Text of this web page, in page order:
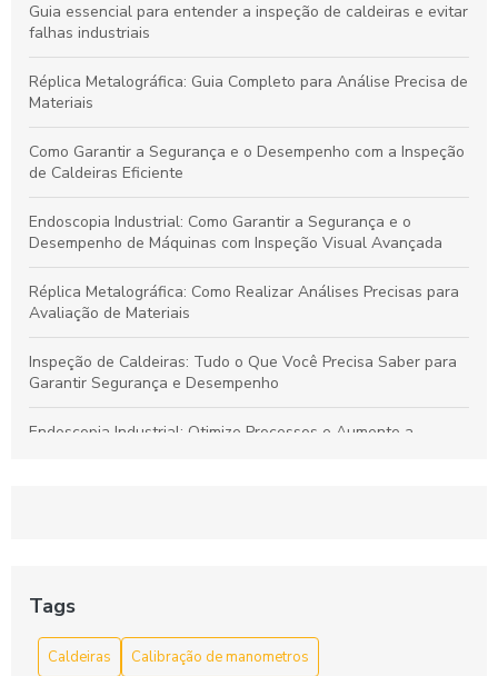
Guia essencial para entender a inspeção de caldeiras e evitar
falhas industriais
Réplica Metalográfica: Guia Completo para Análise Precisa de
Materiais
Como Garantir a Segurança e o Desempenho com a Inspeção
de Caldeiras Eficiente
Endoscopia Industrial: Como Garantir a Segurança e o
Desempenho de Máquinas com Inspeção Visual Avançada
Réplica Metalográfica: Como Realizar Análises Precisas para
Avaliação de Materiais
Inspeção de Caldeiras: Tudo o Que Você Precisa Saber para
Garantir Segurança e Desempenho
Endoscopia Industrial: Otimize Processos e Aumente a
Eficiência em Sistemas de Aquecimento
Endoscopia Industrial: Tecnologia Avançada para Inspeção
Precisa de Tubulações e Equipamentos Complexos
Tags
Caldeiras
Calibração de manometros